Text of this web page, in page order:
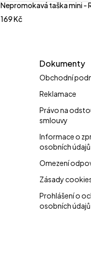
Nepromokavá taška mini -
169Kč
Dokumenty
Obchodní
Reklamace
Právo na
smlouvy
Informace o
osobních údajů
Omezení
Zásady
Prohlášení o
osobních údajů